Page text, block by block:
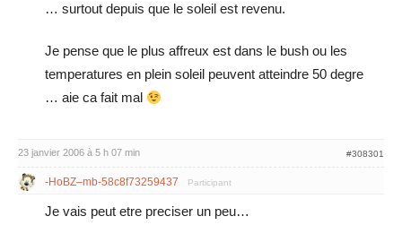
… surtout depuis que le soleil est revenu.
Je pense que le plus affreux est dans le bush ou les
temperatures en plein soleil peuvent atteindre 50 degre
… aie ca fait mal
23 janvier 2006 à 5 h 07 min #308301
-HoBZ–mb-58c8f73259437 Participant
Je vais peut etre preciser un peu…